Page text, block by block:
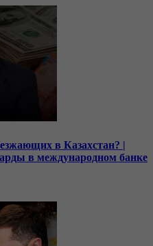
в Казахстан? |
в международном банке